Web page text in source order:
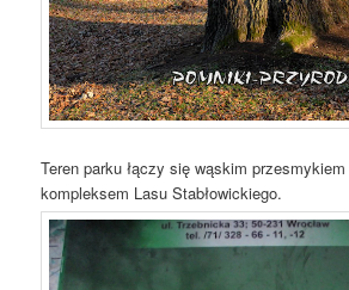
Teren parku łączy się wąskim
kompleksem Lasu Stabłowickiego.